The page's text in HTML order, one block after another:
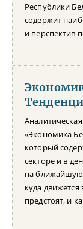
Республики
содержит
и перспектив
«Экономика
который
секторе и в
на ближайшую
куда
предстоят, и